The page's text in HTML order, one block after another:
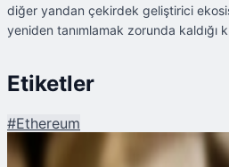
diğer yandan çekirdek geliştirici
yeniden tanımlamak zorunda kaldığı
Etiketler
#Ethereum